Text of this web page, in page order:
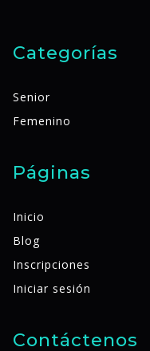
Categorías
Senior
Femenino
Páginas
Inicio
Blog
Inscripciones
Iniciar sesión
Contáctenos